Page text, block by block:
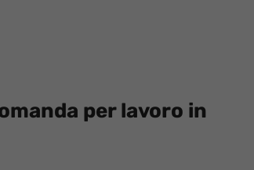
per lavoro in